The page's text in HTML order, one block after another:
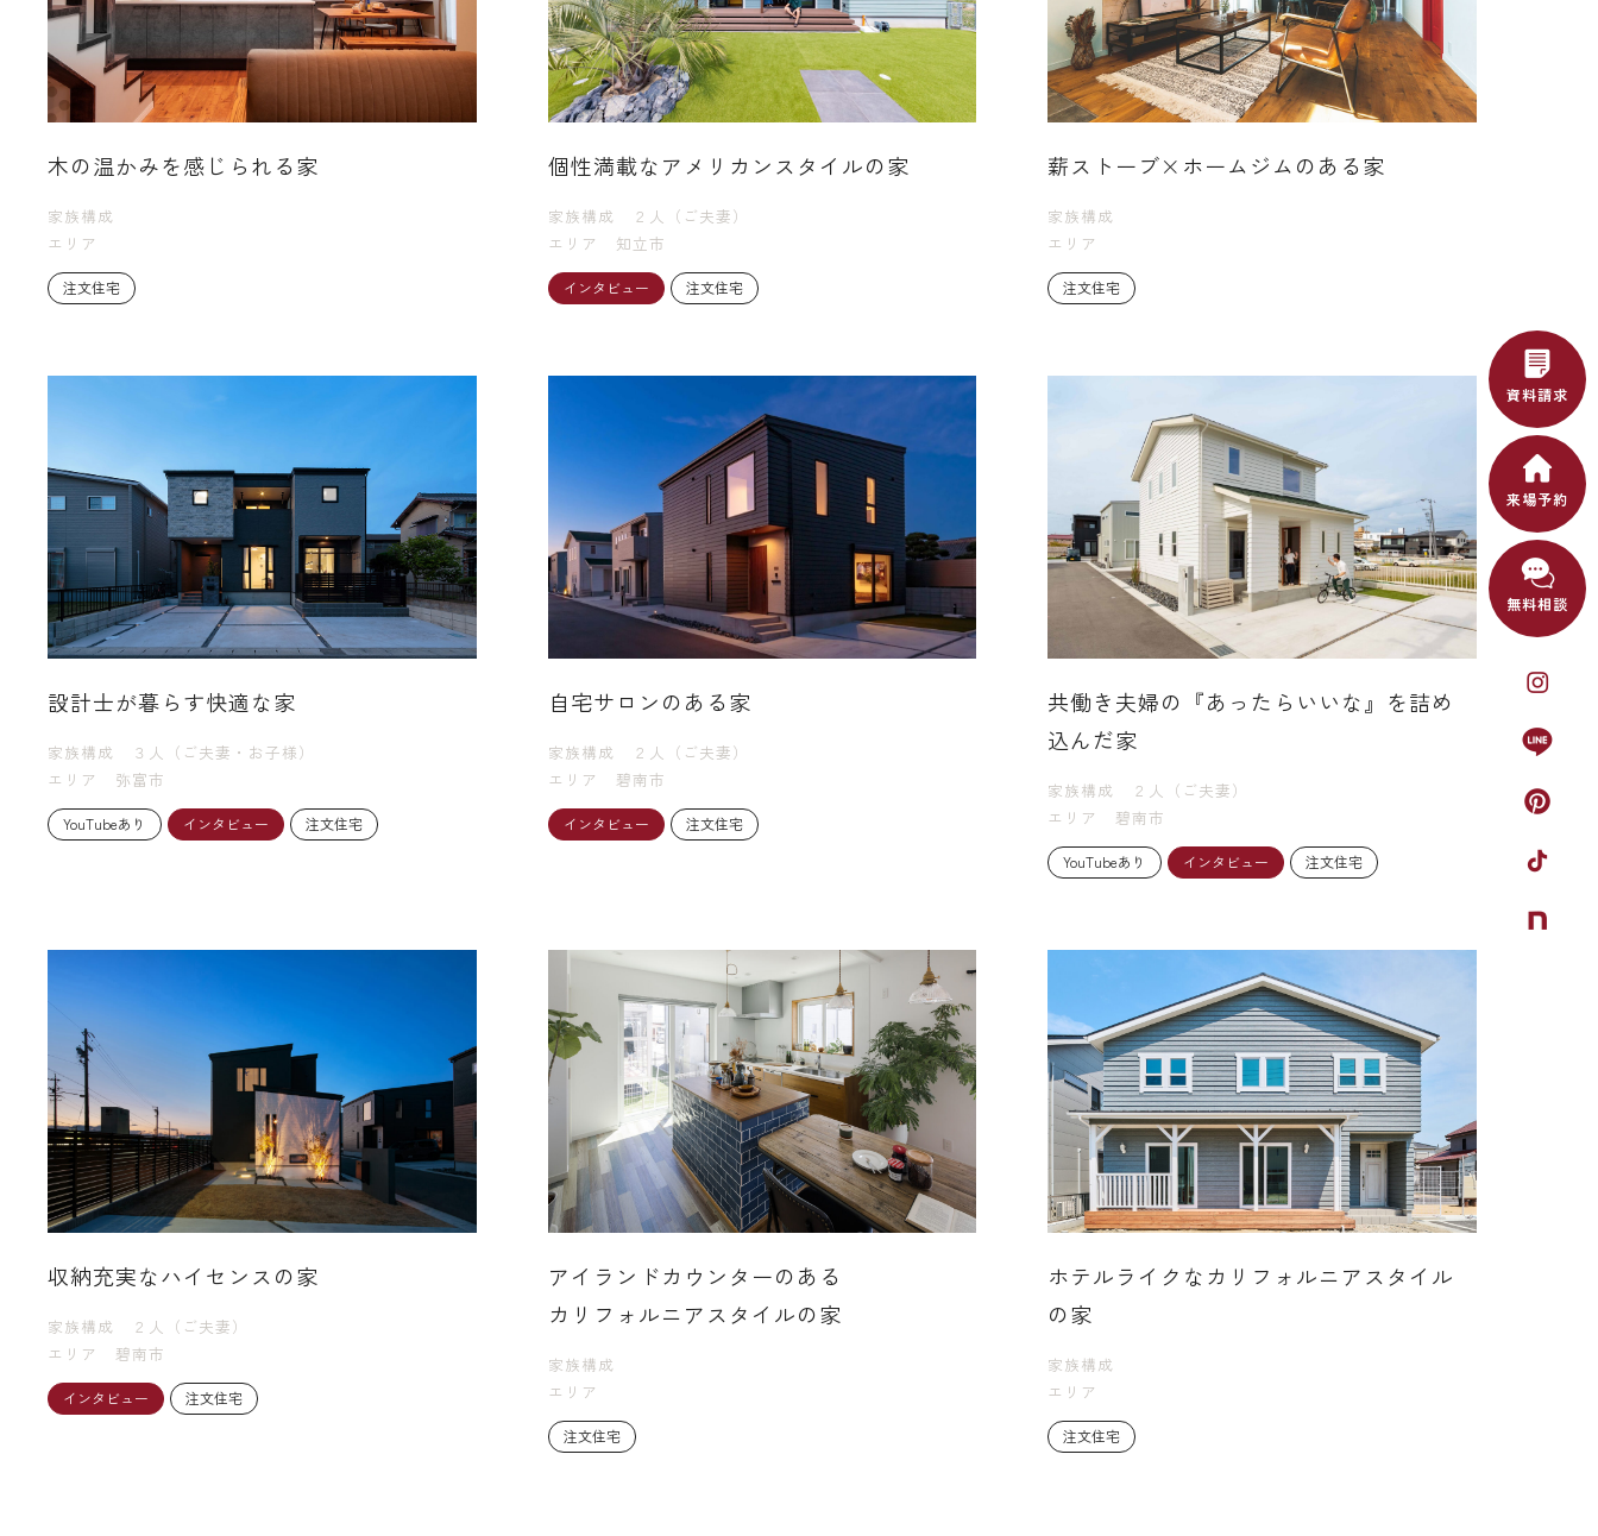
資料請求
来場予約
無料相談
木の温かみを感じられる家
家族構成
エリア
注文住宅
個性満載なアメリカンスタイルの家
家族構成
２人（ご夫妻）
エリア
知立市
インタビュー 注文住宅
薪ストーブ×ホームジムのある家
家族構成
エリア
注文住宅
設計士が暮らす快適な家
家族構成
３人（ご夫妻・お子様）
エリア
弥富市
YouTubeあり インタビュー 注文住宅
自宅サロンのある家
家族構成
２人（ご夫妻）
エリア
碧南市
インタビュー 注文住宅
共働き夫婦の『あったらいいな』を詰め
込んだ家
家族構成
２人（ご夫妻）
エリア
碧南市
YouTubeあり インタビュー 注文住宅
収納充実なハイセンスの家
家族構成
２人（ご夫妻）
エリア
碧南市
インタビュー 注文住宅
アイランドカウンターのある
カリフォルニアスタイルの家
家族構成
エリア
注文住宅
ホテルライクなカリフォルニアスタイル
の家
家族構成
エリア
注文住宅